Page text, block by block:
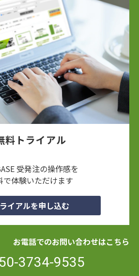
料トライアル
受発注の操作感を
で体験いただけます
イアルを申し込む
お電話でのお問い合わせはこちら
3734-9535